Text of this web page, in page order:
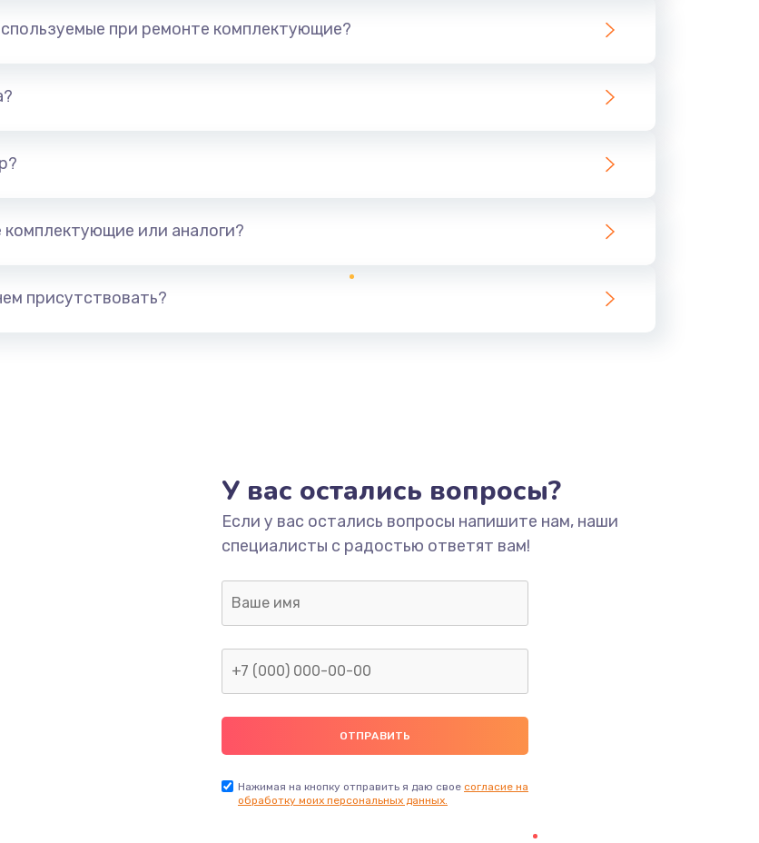
при ремонте комплектующие?
или аналоги?
присутствовать?
У вас остались вопросы?
Если у вас остались вопросы напишите нам, наши
специалисты с радостью ответят вам!
Нажимая на кнопку отправить я даю свое согласие на
обработку моих персональных данных.